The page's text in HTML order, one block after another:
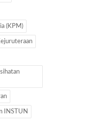
(KPM)
INSTUN